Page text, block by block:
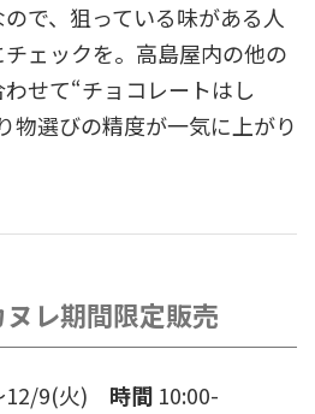
で、狙っている味がある人
ェックを。高島屋内の他の
せて“チョコレートはし
物選びの精度が一気に上がり
レ期間限定販売
12/9(火) 時間 10:00-